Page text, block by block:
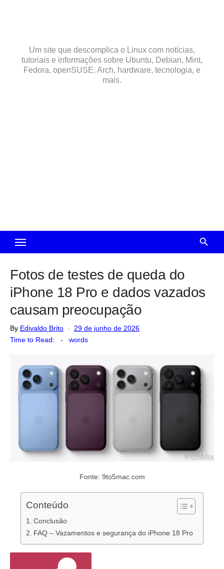
Um site que descomplica o Linux com notícias,
tutoriais e informações sobre Ubuntu, Debian, Mint,
Fedora, openSUSE, Arch, hardware, tecnologia, e
mais.
Fotos de testes de queda do
iPhone 18 Pro e dados vazados
causam preocupação
By Edivaldo Brito
Posted
29 de junho de 2026
Time to Read:
- words
Fonte: 9to5mac.com
Conteúdo
Conclusão
FAQ – Vazamentos e segurança do iPhone 18 Pro